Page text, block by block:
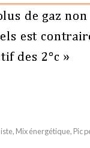
, Mix énergétique, Pic